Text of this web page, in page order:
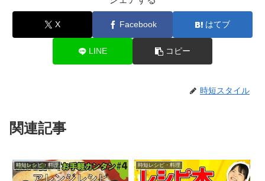
X Facebook はてブ
LINE コピー
時短スタイル
関連記事
時短レシピ・料理 時短レシピ・料理